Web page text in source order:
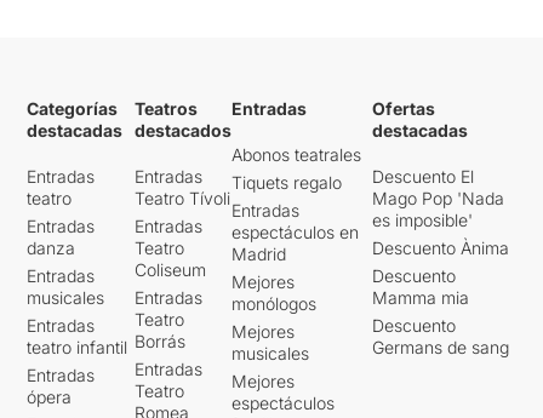
Categorías
destacadas
Entradas
teatro
Entradas
danza
Entradas
musicales
Entradas
teatro infantil
Entradas
ópera
Teatros
destacados
Entradas
Teatro Tívoli
Entradas
Teatro
Coliseum
Entradas
Teatro
Borrás
Entradas
Teatro
Romea
Entradas
Abonos teatrales
Tiquets regalo
Entradas
espectáculos en
Madrid
Mejores
monólogos
Mejores
musicales
Mejores
espectáculos
Ofertas
destacadas
Descuento El
Mago Pop 'Nada
es imposible'
Descuento Ànima
Descuento
Mamma mia
Descuento
Germans de sang